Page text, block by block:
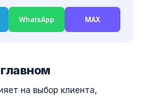
WhatsApp MAX
на выбор клиента,